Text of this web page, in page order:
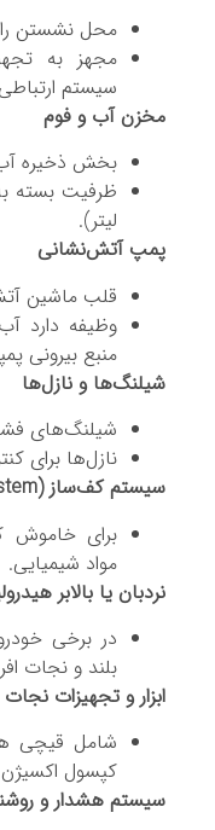
محل نشستن
مجهز به
سیستم ارتباطی.
مخزن آب و فوم
بخش ذخیره آب
ظرفیت بسته
لیتر).
پمپ آتش‌نشانی
قلب ماشین
وظیفه دارد
منبع بیرونی
شیلنگ‌ها و نازل‌ها
شیلنگ‌های
نازل‌ها برای
سیستم کف‌ساز (Foam System)
برای خاموش
مواد شیمیایی.
نردبان یا بالابر
در برخی
بلند و نجات
ابزار و تجهیزات نجات
شامل قیچی
کپسول
سیستم هشدار و